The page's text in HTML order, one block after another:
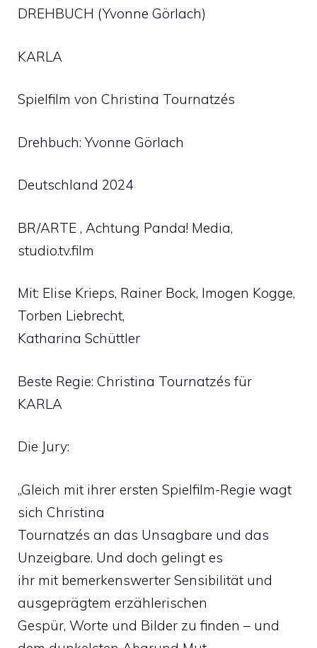
DREHBUCH (Yvonne Görlach)
KARLA
Spielfilm von Christina Tournatzés
Drehbuch: Yvonne Görlach
Deutschland 2024
BR/ARTE , Achtung Panda! Media,
studio.tv.film
Mit: Elise Krieps, Rainer Bock, Imogen Kogge,
Torben Liebrecht,
Katharina Schüttler
Beste Regie: Christina Tournatzés für
KARLA
Die Jury:
„Gleich mit ihrer ersten Spielfilm-Regie wagt
sich Christina
Tournatzés an das Unsagbare und das
Unzeigbare. Und doch gelingt es
ihr mit bemerkenswerter Sensibilität und
ausgeprägtem erzählerischen
Gespür, Worte und Bilder zu finden – und